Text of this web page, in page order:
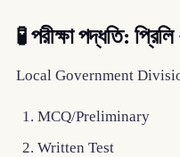
🧪 পরীক্ষা পদ্ধতি:
Local Government Division
MCQ/Preliminary
Written Test